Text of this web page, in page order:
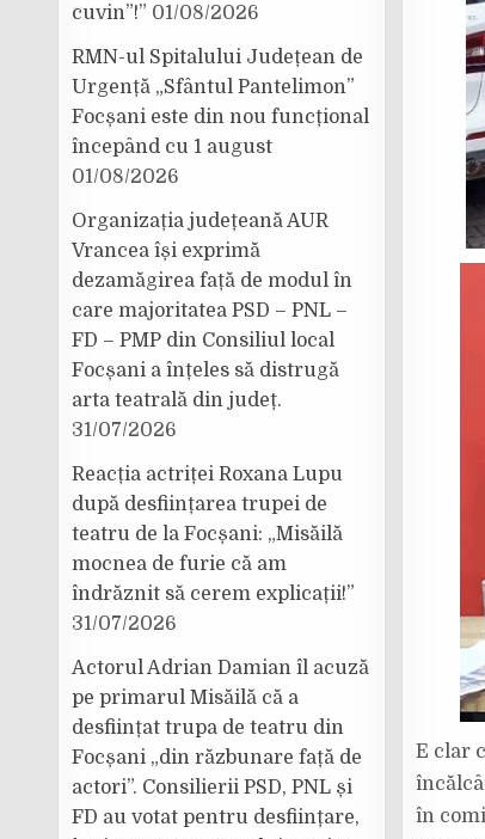
E clar
în
cuvin”!” 01/08/2026
RMN-ul Spitalului Județean de
Urgență „Sfântul Pantelimon”
Focșani este din nou funcțional
începând cu 1 august
01/08/2026
Organizația județeană AUR
Vrancea își exprimă
dezamăgirea față de modul în
care majoritatea PSD – PNL –
FD – PMP din Consiliul local
Focșani a înțeles să distrugă
arta teatrală din județ.
31/07/2026
Reacția actriței Roxana Lupu
după desființarea trupei de
teatru de la Focșani: „Misăilă
mocnea de furie că am
îndrăznit să cerem explicații!”
31/07/2026
Actorul Adrian Damian îl acuză
pe primarul Misăilă că a
desființat trupa de teatru din
Focșani „din răzbunare față de
actori”. Consilierii PSD, PNL și
FD au votat pentru desființare,